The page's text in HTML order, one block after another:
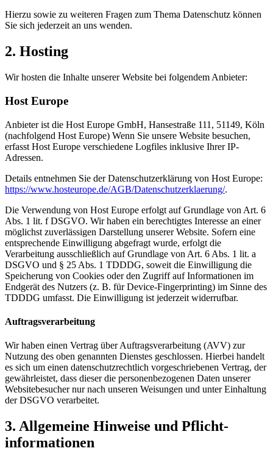
Hierzu sowie zu weiteren Fragen zum Thema Datenschutz können
Sie sich jederzeit an uns wenden.
2. Hosting
Wir hosten die Inhalte unserer Website bei folgendem Anbieter:
Host Europe
Anbieter ist die Host Europe GmbH, Hansestraße 111, 51149, Köln
(nachfolgend Host Europe) Wenn Sie unsere Website besuchen,
erfasst Host Europe verschiedene Logfiles inklusive Ihrer IP-
Adressen.
Details entnehmen Sie der Datenschutzerklärung von Host Europe:
https://www.hosteurope.de/AGB/Datenschutzerklaerung/.
Die Verwendung von Host Europe erfolgt auf Grundlage von Art. 6
Abs. 1 lit. f DSGVO. Wir haben ein berechtigtes Interesse an einer
möglichst zuverlässigen Darstellung unserer Website. Sofern eine
entsprechende Einwilligung abgefragt wurde, erfolgt die
Verarbeitung ausschließlich auf Grundlage von Art. 6 Abs. 1 lit. a
DSGVO und § 25 Abs. 1 TDDDG, soweit die Einwilligung die
Speicherung von Cookies oder den Zugriff auf Informationen im
Endgerät des Nutzers (z. B. für Device-Fingerprinting) im Sinne des
TDDDG umfasst. Die Einwilligung ist jederzeit widerrufbar.
Auftragsverarbeitung
Wir haben einen Vertrag über Auftragsverarbeitung (AVV) zur
Nutzung des oben genannten Dienstes geschlossen. Hierbei handelt
es sich um einen datenschutzrechtlich vorgeschriebenen Vertrag, der
gewährleistet, dass dieser die personenbezogenen Daten unserer
Websitebesucher nur nach unseren Weisungen und unter Einhaltung
der DSGVO verarbeitet.
3. Allgemeine Hinweise und Pflicht­
informationen